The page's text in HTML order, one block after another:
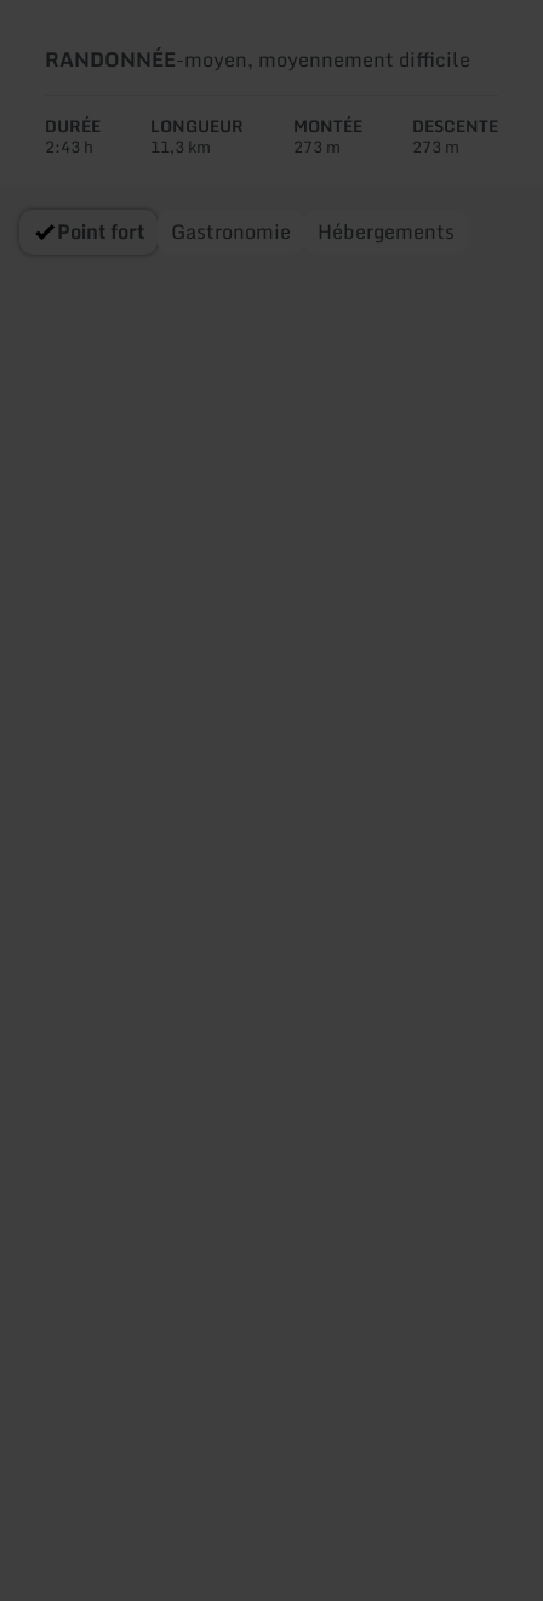
Type
circuit:
RANDONNÉE-Difficulté:
moyen, moyennement difficile
DURÉE
2:43 h
LONGUEUR
11,3 km
MONTÉE
273 m
DESCENTE
273 m
Point fort Gastronomie Hébergements